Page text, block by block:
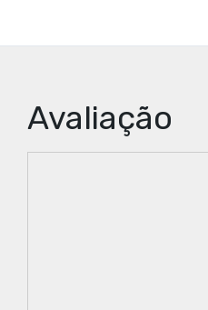
Avaliação